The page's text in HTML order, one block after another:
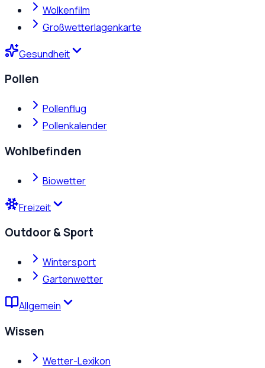
Wolkenfilm
Großwetterlagenkarte
Gesundheit
Pollen
Pollenflug
Pollenkalender
Wohlbefinden
Biowetter
Freizeit
Outdoor & Sport
Wintersport
Gartenwetter
Allgemein
Wissen
Wetter-Lexikon